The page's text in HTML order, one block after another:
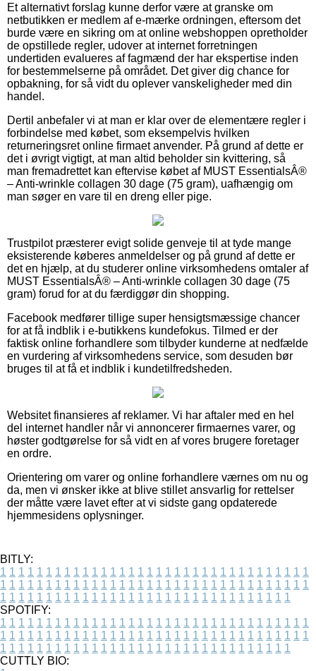
Et alternativt forslag kunne derfor være at granske om
netbutikken er medlem af e-mærke ordningen, eftersom det
burde være en sikring om at online webshoppen opretholder
de opstillede regler, udover at internet forretningen
undertiden evalueres af fagmænd der har ekspertise inden
for bestemmelserne på området. Det giver dig chance for
opbakning, for så vidt du oplever vanskeligheder med din
handel.
Dertil anbefaler vi at man er klar over de elementære regler i
forbindelse med købet, som eksempelvis hvilken
returneringsret online firmaet anvender. På grund af dette er
det i øvrigt vigtigt, at man altid beholder sin kvittering, så
man fremadrettet kan eftervise købet af MUST EssentialsÂ®
– Anti-wrinkle collagen 30 dage (75 gram), uafhængig om
man søger en vare til en dreng eller pige.
Trustpilot præsterer evigt solide genveje til at tyde mange
eksisterende køberes anmeldelser og på grund af dette er
det en hjælp, at du studerer online virksomhedens omtaler af
MUST EssentialsÂ® – Anti-wrinkle collagen 30 dage (75
gram) forud for at du færdiggør din shopping.
Facebook medfører tillige super hensigtsmæssige chancer
for at få indblik i e-butikkens kundefokus. Tilmed er der
faktisk online forhandlere som tilbyder kunderne at nedfælde
en vurdering af virksomhedens service, som desuden bør
bruges til at få et indblik i kundetilfredsheden.
Websitet finansieres af reklamer. Vi har aftaler med en hel
del internet handler når vi annoncerer firmaernes varer, og
høster godtgørelse for så vidt en af vores brugere foretager
en ordre.
Orientering om varer og online forhandlere værnes om nu og
da, men vi ønsker ikke at blive stillet ansvarlig for rettelser
der måtte være lavet efter at vi sidste gang opdaterede
hjemmesidens oplysninger.
BITLY:
1 1 1 1 1 1 1 1 1 1 1 1 1 1 1 1 1 1 1 1 1 1 1 1 1 1 1 1 1 1 1 1 1 1
1 1 1 1 1 1 1 1 1 1 1 1 1 1 1 1 1 1 1 1 1 1 1 1 1 1 1 1 1 1 1 1 1 1
1 1 1 1 1 1 1 1 1 1 1 1 1 1 1 1 1 1 1 1 1 1 1 1 1 1 1 1 1 1 1 1
SPOTIFY:
1 1 1 1 1 1 1 1 1 1 1 1 1 1 1 1 1 1 1 1 1 1 1 1 1 1 1 1 1 1 1 1 1 1
1 1 1 1 1 1 1 1 1 1 1 1 1 1 1 1 1 1 1 1 1 1 1 1 1 1 1 1 1 1 1 1 1 1
1 1 1 1 1 1 1 1 1 1 1 1 1 1 1 1 1 1 1 1 1 1 1 1 1 1 1 1 1 1 1 1
CUTTLY BIO: